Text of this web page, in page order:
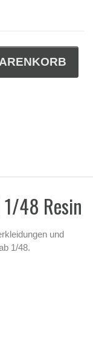
48 Resin
und
1/48.